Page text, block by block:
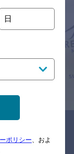
用規約
お願い申し上げま
日
ポリシー、およ